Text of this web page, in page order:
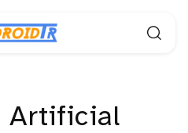
Artificial